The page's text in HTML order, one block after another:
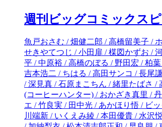
週刊ビッグコミックス
魚戸おさむ / 畑健二郎 / 高橋留美子 / ホイチョイ・プロダクションズ / のりつけ雅春 / 黒丸 / 夏原武 / 乃木坂太郎 / 山本英夫 / 北崎拓 / 花沢健吾 / 柏木ハルコ / 細野不二彦 / 佐藤まさき / せきやてつじ / 小田扉 / 楳図か